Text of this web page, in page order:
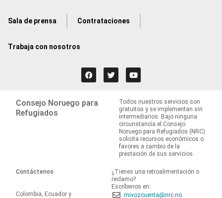
Sala de prensa Contrataciones
Trabaja con nosotros
Consejo Noruego para
Refugiados
Todos nuestros servicios son
gratuitos y se implementan sin
intermediarios. Bajo ninguna
circunstancia el Consejo
Noruego para Refugiados (NRC)
solicita recursos económicos o
favores a cambio de la
prestación de sus servicios.
Contáctenos
¿Tienes una retroalimentación o
reclamo?
Escríbenos en:
Colombia, Ecuador y
mivozcuenta@nrc.no